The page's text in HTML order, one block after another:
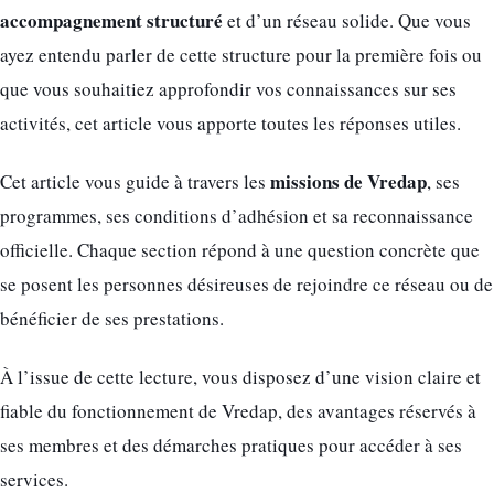
accompagnement structuré et d’un réseau solide. Que vous
ayez entendu parler de cette structure pour la première fois ou
que vous souhaitiez approfondir vos connaissances sur ses
activités, cet article vous apporte toutes les réponses utiles.
Cet article vous guide à travers les missions de Vredap, ses
programmes, ses conditions d’adhésion et sa reconnaissance
officielle. Chaque section répond à une question concrète que
se posent les personnes désireuses de rejoindre ce réseau ou de
bénéficier de ses prestations.
À l’issue de cette lecture, vous disposez d’une vision claire et
fiable du fonctionnement de Vredap, des avantages réservés à
ses membres et des démarches pratiques pour accéder à ses
services.